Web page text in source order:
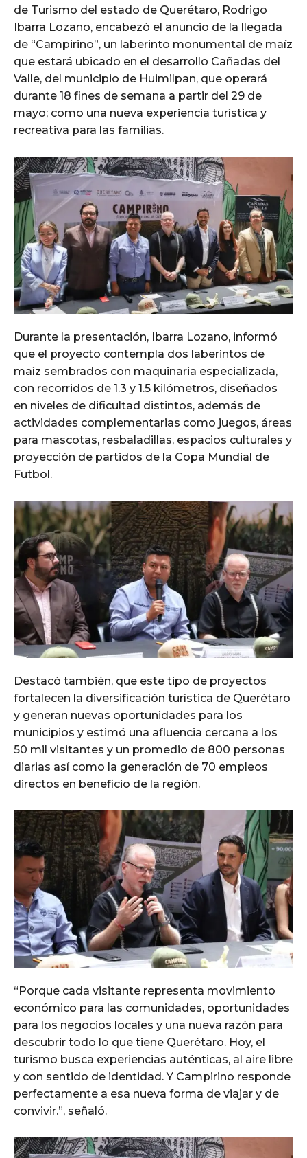
de Turismo del estado de Querétaro, Rodrigo
Ibarra Lozano, encabezó el anuncio de la llegada
de “Campirino”, un laberinto monumental de maíz
que estará ubicado en el desarrollo Cañadas del
Valle, del municipio de Huimilpan, que operará
durante 18 fines de semana a partir del 29 de
mayo; como una nueva experiencia turística y
recreativa para las familias.
Durante la presentación, Ibarra Lozano, informó
que el proyecto contempla dos laberintos de
maíz sembrados con maquinaria especializada,
con recorridos de 1.3 y 1.5 kilómetros, diseñados
en niveles de dificultad distintos, además de
actividades complementarias como juegos, áreas
para mascotas, resbaladillas, espacios culturales y
proyección de partidos de la Copa Mundial de
Futbol.
Destacó también, que este tipo de proyectos
fortalecen la diversificación turística de Querétaro
y generan nuevas oportunidades para los
municipios y estimó una afluencia cercana a los
50 mil visitantes y un promedio de 800 personas
diarias así como la generación de 70 empleos
directos en beneficio de la región.
“Porque cada visitante representa movimiento
económico para las comunidades, oportunidades
para los negocios locales y una nueva razón para
descubrir todo lo que tiene Querétaro. Hoy, el
turismo busca experiencias auténticas, al aire libre
y con sentido de identidad. Y Campirino responde
perfectamente a esa nueva forma de viajar y de
convivir.”, señaló.